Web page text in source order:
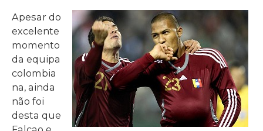
Apesar do
excelente
momento
da equipa
colombia
na, ainda
não foi
desta que